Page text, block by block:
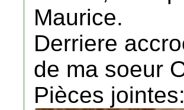
Maurice.
Derriere
de ma soeur
Pièces jointes: